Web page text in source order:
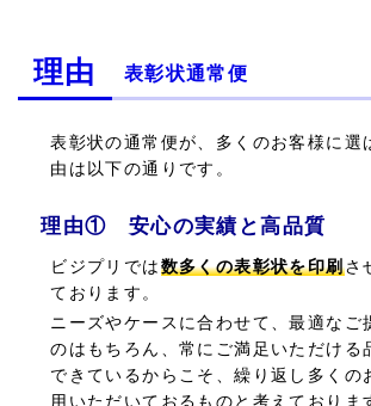
理由 表彰状通常便
表彰状の通常便が、多くのお客様に選
由は以下の通りです。
理由① 安心の実績と高品質
ビジプリでは数多くの表彰状を印刷さ
ております。
ニーズやケースに合わせて、最適なご
のはもちろん、常にご満足いただける
できているからこそ、繰り返し多くの
用いただいておるものと考えておりま